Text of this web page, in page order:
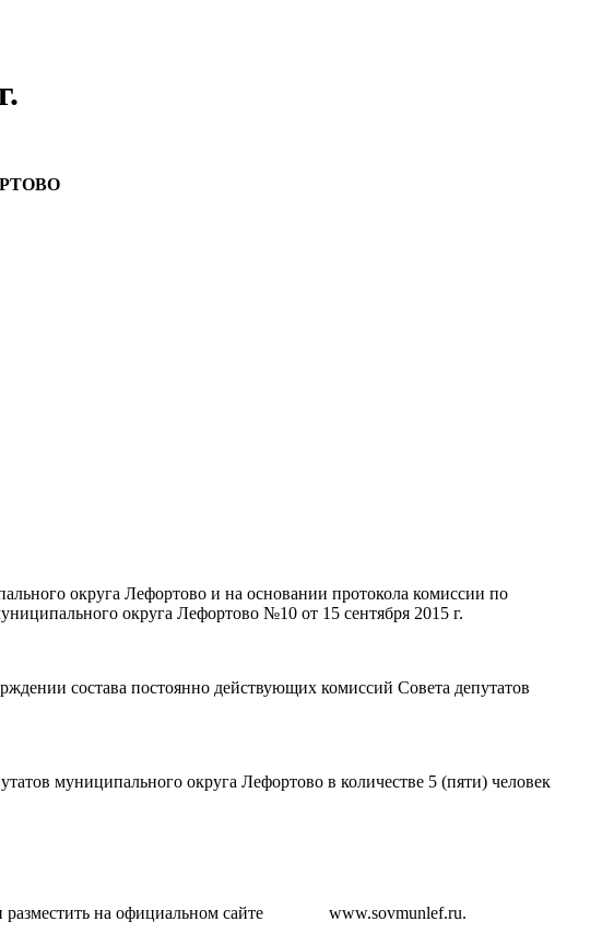
округа Лефортово и на основании протокола комиссии по
округа Лефортово №10 от 15 сентября 2015 г.
состава постоянно действующих комиссий Совета депутатов
муниципального округа Лефортово в количестве 5 (пяти) человек
и разместить на официальном сайте www.sovmunlef.ru.